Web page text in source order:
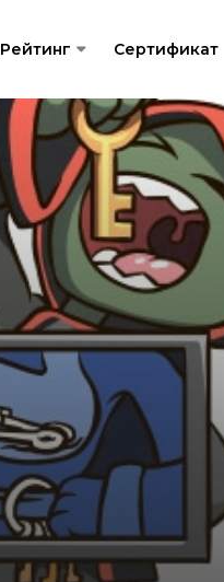
Рейтинг Сертификат